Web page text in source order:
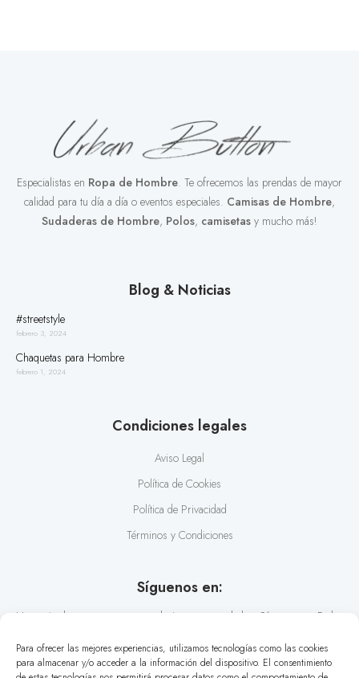
Para ofrecer las mejores experiencias, utilizamos tecnologías como las cookies
para almacenar y/o acceder a la información del dispositivo. El consentimiento
Especialistas en Ropa de Hombre. Te ofrecemos las prendas de mayor
calidad para tu día a día o eventos especiales. Camisas de Hombre,
Sudaderas de Hombre, Polos, camisetas y mucho más!
Blog & Noticias
#streetstyle
febrero 3, 2024
Chaquetas para Hombre
febrero 1, 2024
Condiciones legales
Aviso Legal
Política de Cookies
Política de Privacidad
Términos y Condiciones
Síguenos en:
No te pierdas nuestras recomendaciones y novedades. Síguenos en Redes